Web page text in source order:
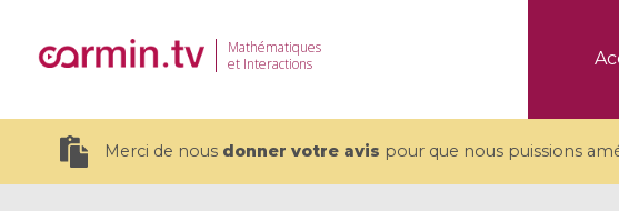
Mathématiques
et Interactions
Merci de nous donner votre avis pour que nous puissions